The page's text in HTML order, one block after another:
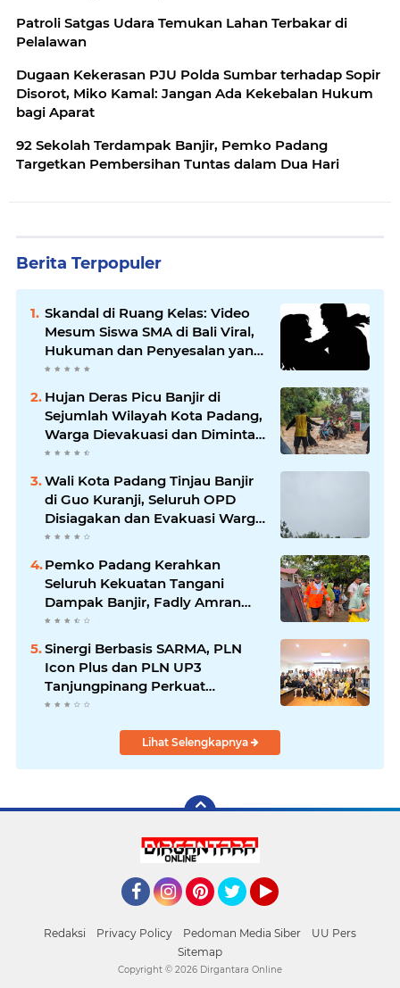
Patroli Satgas Udara Temukan Lahan Terbakar di
Pelalawan
Dugaan Kekerasan PJU Polda Sumbar terhadap Sopir
Disorot, Miko Kamal: Jangan Ada Kekebalan Hukum
bagi Aparat
92 Sekolah Terdampak Banjir, Pemko Padang
Targetkan Pembersihan Tuntas dalam Dua Hari
Berita Terpopuler
Skandal di Ruang Kelas: Video
Mesum Siswa SMA di Bali Viral,
Hukuman dan Penyesalan yang
Mengikuti
Hujan Deras Picu Banjir di
Sejumlah Wilayah Kota Padang,
Warga Dievakuasi dan Diminta
Waspada Banjir Susulan
Wali Kota Padang Tinjau Banjir
di Guo Kuranji, Seluruh OPD
Disiagakan dan Evakuasi Warga
Dipercepat
Pemko Padang Kerahkan
Seluruh Kekuatan Tangani
Dampak Banjir, Fadly Amran
Desak Percepatan Proyek
Pengendalian Bencana
Sinergi Berbasis SARMA, PLN
Icon Plus dan PLN UP3
Tanjungpinang Perkuat
Kolaborasi Strategis
Lihat Selengkapnya
Redaksi Privacy Policy Pedoman Media Siber
UU Pers
Sitemap
Copyright © 2026 Dirgantara Online